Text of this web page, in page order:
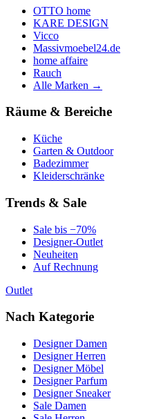
OTTO home
KARE DESIGN
Vicco
Massivmoebel24.de
home affaire
Rauch
Alle Marken →
Räume & Bereiche
Küche
Garten & Outdoor
Badezimmer
Kleiderschränke
Trends & Sale
Sale bis −70%
Designer-Outlet
Neuheiten
Auf Rechnung
Outlet
Nach Kategorie
Designer Damen
Designer Herren
Designer Möbel
Designer Parfum
Designer Sneaker
Sale Damen